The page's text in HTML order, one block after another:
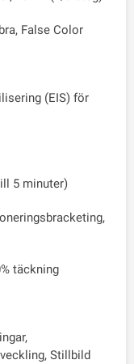
False Color
(EIS) för
5 minuter)
täckning
Stillbild